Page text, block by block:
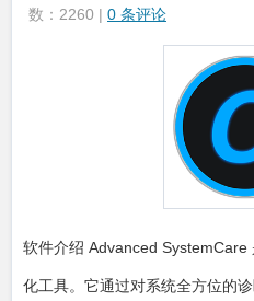
数：2260 | 0 条评论
软件介绍 Advanced
化工具。它通过对系统全方位的